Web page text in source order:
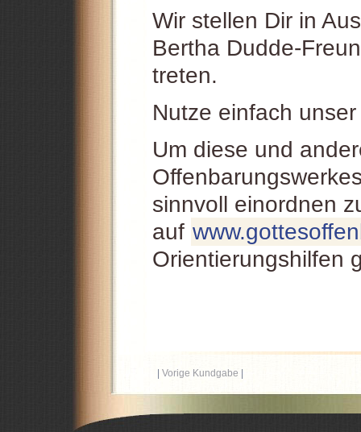
Wir stellen Dir in
Bertha Dudde-
treten.
Nutze einfach
Um diese und
sinnvoll einordnen
auf
Orientierungshilfen
Vorige Kundgabe